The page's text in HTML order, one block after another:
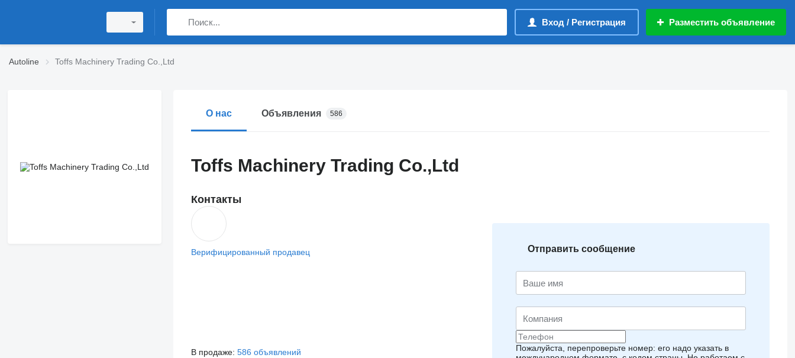
Вход / Регистрация Разместить объявление
Autoline Toffs Machinery Trading Co.,Ltd
О нас Объявления 586
Toffs Machinery Trading Co.,Ltd
Контакты
Верифицированный продавец
В продаже: 586 объявлений
Отправить сообщение
Пожалуйста, перепроверьте номер: его надо указать в